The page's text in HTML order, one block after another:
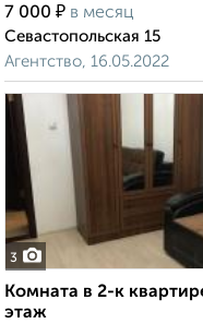
7 000 ₽ в месяц
Севастопольская 15
Агентство, 16.05.2022
3
Комната в 2-к
этаж